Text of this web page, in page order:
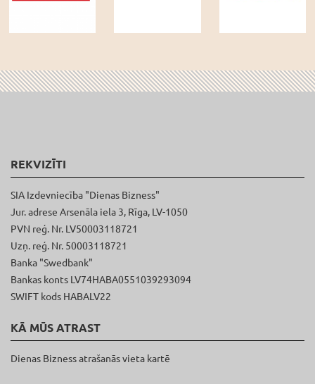
REKVIZĪTI
SIA Izdevniecība "Dienas Bizness"
Jur. adrese Arsenāla iela 3, Rīga, LV-1050
PVN reģ. Nr. LV50003118721
Uzņ. reģ. Nr. 50003118721
Banka "Swedbank"
Bankas konts LV74HABA0551039293094
SWIFT kods HABALV22
KĀ MŪS ATRAST
Dienas Bizness atrašanās vieta kartē